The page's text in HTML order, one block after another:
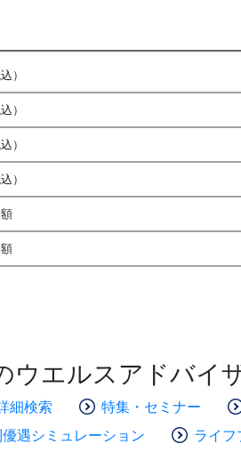
）
）
）
）
ウエルスアドバイ
細検索 特集・セミナー
優遇シミュレーション
ライフ